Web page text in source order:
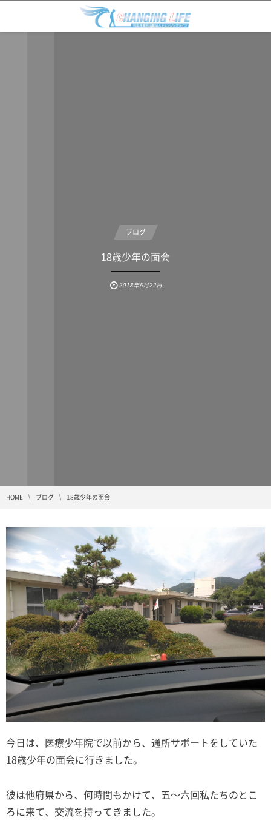
ブログ
18歳少年の面会
2018年6月22日
HOME ブログ 18歳少年の面会
今日は、医療少年院で以前から、通所サポートをしていた
18歳少年の面会に行きました。
彼は他府県から、何時間もかけて、五〜六回私たちのとこ
ろに来て、交流を持ってきました。